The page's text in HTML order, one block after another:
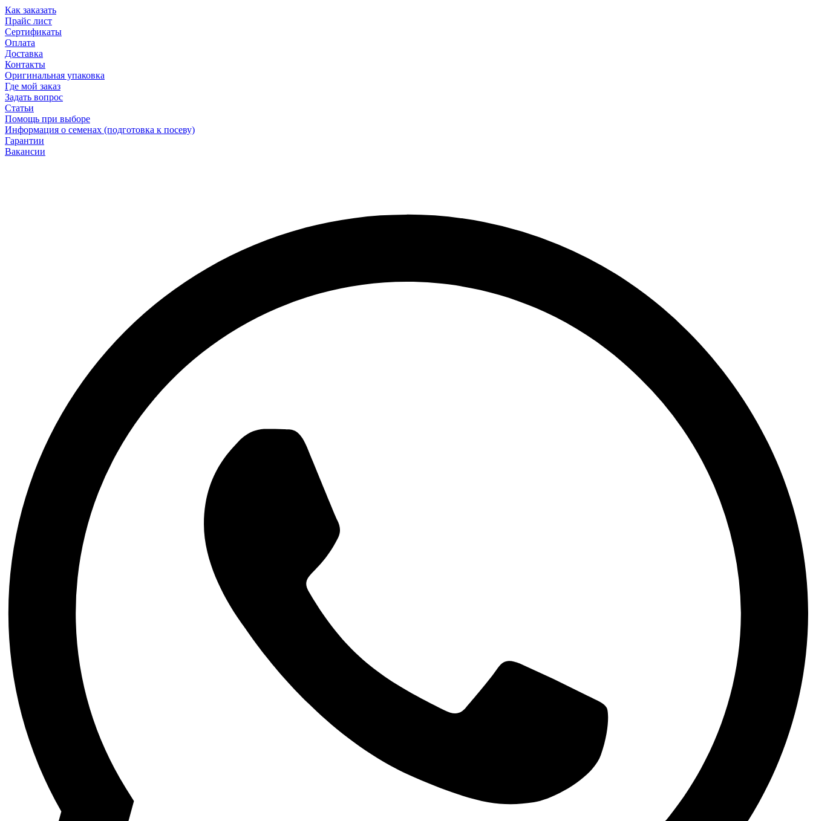
Как заказать
Прайс лист
Сертификаты
Оплата
Доставка
Контакты
Оригинальная упаковка
Где мой заказ
Задать вопрос
Статьи
Помощь при выборе
Информация о семенах (подготовка к посеву)
Гарантии
Вакансии